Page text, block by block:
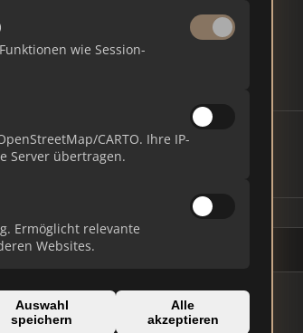
wie Session-
CARTO. Ihre IP-
Server übertragen.
Ermöglicht relevante
Websites.
Auswahl
speichern
Alle
akzeptieren
Updates.